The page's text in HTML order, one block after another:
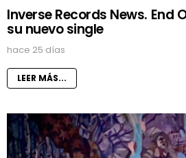
Inverse Records News. End
su nuevo single
hace 25 días
LEER MÁS...